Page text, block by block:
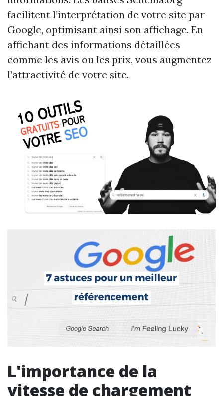
facilitent l’interprétation de votre site par
Google, optimisant ainsi son affichage. En
affichant des informations détaillées
comme les avis ou les prix, vous augmentez
l’attractivité de votre site.
L'importance de la
vitesse de chargement